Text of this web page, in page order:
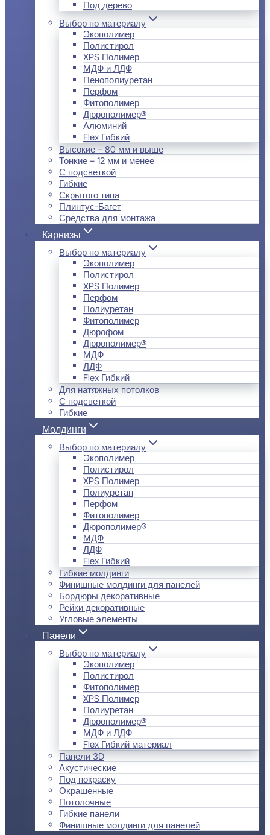
Под дерево
Выбор по материалу
Экополимер
Полистирол
XPS Полимер
МДФ и ЛДФ
Пенополиуретан
Перфом
Фитополимер
Дюрополимер®
Алюминий
Flex Гибкий
Высокие – 80 мм и выше
Тонкие – 12 мм и менее
С подсветкой
Гибкие
Скрытого типа
Плинтус-Багет
Средства для монтажа
Карнизы
Выбор по материалу
Экополимер
Полистирол
XPS Полимер
Перфом
Полиуретан
Фитополимер
Дюрофом
Дюрополимер®
МДФ
ЛДФ
Flex Гибкий
Для натяжных потолков
С подсветкой
Гибкие
Молдинги
Выбор по материалу
Экополимер
Полистирол
XPS Полимер
Полиуретан
Перфом
Фитополимер
Дюрополимер®
МДФ
ЛДФ
Flex Гибкий
Гибкие молдинги
Финишные молдинги для панелей
Бордюры декоративные
Рейки декоративные
Угловые элементы
Панели
Выбор по материалу
Экополимер
Полистирол
Фитополимер
XPS Полимер
Полиуретан
Дюрополимер®
МДФ и ЛДФ
Flex Гибкий материал
Панели 3D
Акустические
Под покраску
Окрашенные
Потолочные
Гибкие панели
Финишные молдинги для панелей